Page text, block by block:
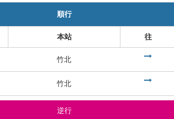
順行
本站 往
竹北
竹北
逆行